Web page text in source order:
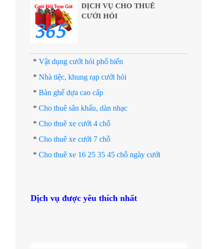
DỊCH VỤ CHO THUÊ
CƯỚI HỎI
* Vật dụng cưới hỏi phổ biến
* Nhà tiệc, khung rạp cưới hỏi
* Bàn ghế dựa cao cấp
* Cho thuê sân khấu, dàn nhạc
* Cho thuê xe cưới 4 chỗ
* Cho thuê xe cưới 7 chỗ
* Cho thuê xe 16 25 35 45 chỗ ngày cưới
Dịch vụ được yêu thích nhất